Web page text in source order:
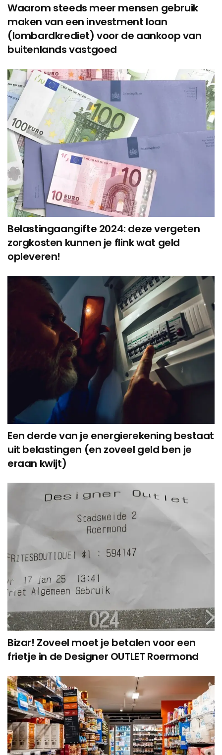
Waarom steeds meer mensen gebruik
maken van een investment loan
(lombardkrediet) voor de aankoop van
buitenlands vastgoed
Belastingaangifte 2024: deze vergeten
zorgkosten kunnen je flink wat geld
opleveren!
Een derde van je energierekening bestaat
uit belastingen (en zoveel geld ben je
eraan kwijt)
Bizar! Zoveel moet je betalen voor een
frietje in de Designer OUTLET Roermond